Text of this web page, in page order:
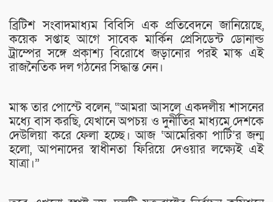
ব্রিটিশ সংবাদমাধ্যম বিবিসি এক প্রতিবেদনে জানিয়েছে,
কয়েক সপ্তাহ আগে সাবেক মার্কিন প্রেসিডেন্ট ডোনাল্ড
ট্রাম্পের সঙ্গে প্রকাশ্য বিরোধে জড়ানোর পরই মাস্ক এই
রাজনৈতিক দল গঠনের সিদ্ধান্ত নেন।
মাস্ক তার পোস্টে বলেন, “আমরা আসলে একদলীয় শাসনের
মধ্যে বাস করছি, যেখানে অপচয় ও দুর্নীতির মাধ্যমে দেশকে
দেউলিয়া করে ফেলা হচ্ছে। আজ ‘আমেরিকা পার্টি’র জন্ম
হলো, আপনাদের স্বাধীনতা ফিরিয়ে দেওয়ার লক্ষ্যেই এই
যাত্রা।”